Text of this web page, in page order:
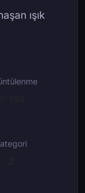
ışık